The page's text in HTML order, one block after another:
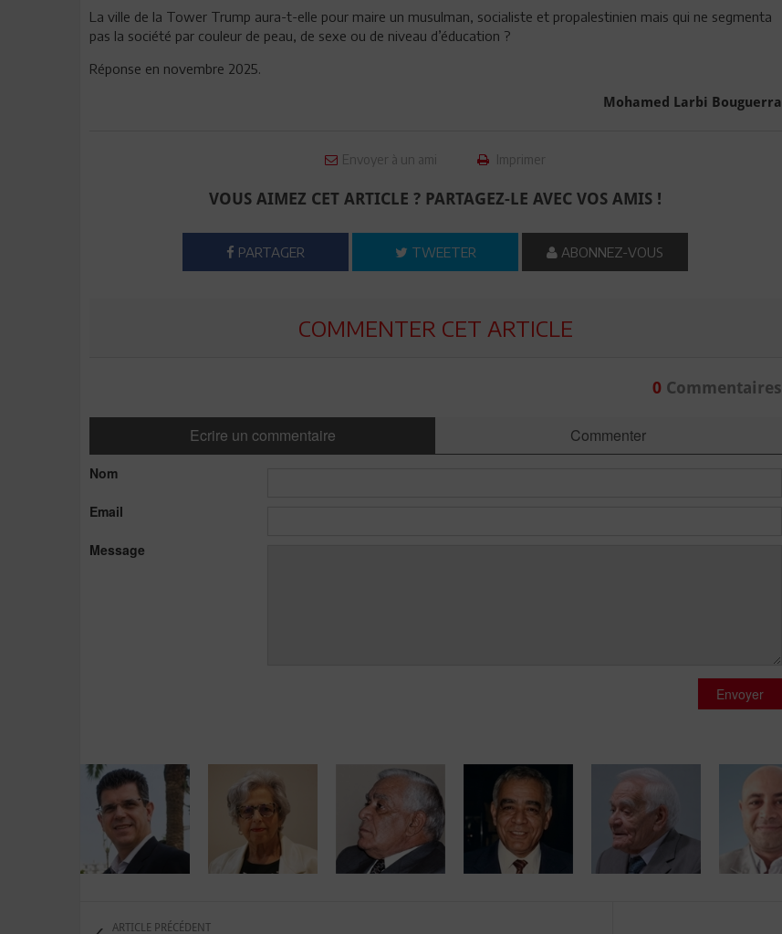
La ville de la Tower Trump aura-t-elle pour maire un musulman, socialiste et propalestinien mais qui ne segmenta
pas la société par couleur de peau, de sexe ou de niveau d’éducation ?
Réponse en novembre 2025.
Mohamed Larbi Bouguerra
Envoyer à un ami Imprimer
VOUS AIMEZ CET ARTICLE ? PARTAGEZ-LE AVEC VOS AMIS !
PARTAGER TWEETER ABONNEZ-VOUS
COMMENTER CET ARTICLE
0Commentaires
Ecrire un commentaire Commenter
Nom
Email
Message
Envoyer
ARTICLE PRÉCÉDENT